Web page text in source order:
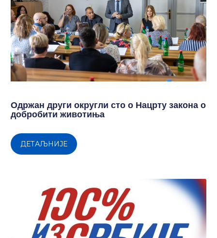
Одржан други округли сто о Нацрту закона о
добробити животиња
ДЕТАЉНИЈЕ